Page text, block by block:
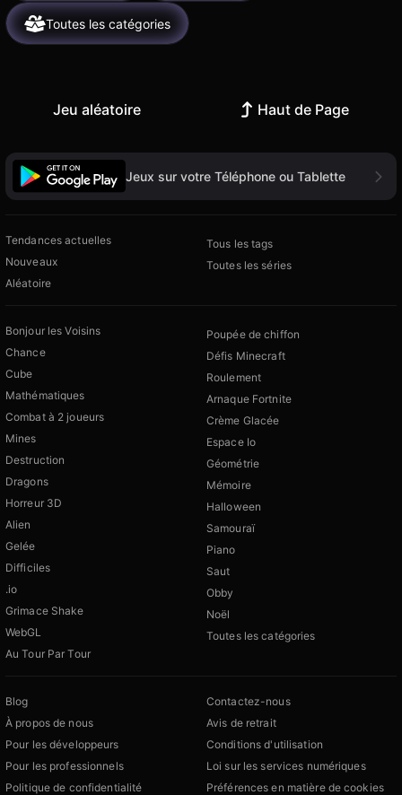
Toutes les catégories
Jeu aléatoire Haut de Page
Jeux sur votre Téléphone ou Tablette
Tendances actuelles
Nouveaux
Aléatoire
Tous les tags
Toutes les séries
Bonjour les Voisins
Chance
Cube
Mathématiques
Combat à 2 joueurs
Mines
Destruction
Dragons
Horreur 3D
Alien
Gelée
Difficiles
.io
Grimace Shake
WebGL
Au Tour Par Tour
Poupée de chiffon
Défis Minecraft
Roulement
Arnaque Fortnite
Crème Glacée
Espace Io
Géométrie
Mémoire
Halloween
Samouraï
Piano
Saut
Obby
Noël
Toutes les catégories
Blog
À propos de nous
Pour les développeurs
Pour les professionnels
Politique de confidentialité
Contactez-nous
Avis de retrait
Conditions d'utilisation
Loi sur les services numériques
Préférences en matière de cookies